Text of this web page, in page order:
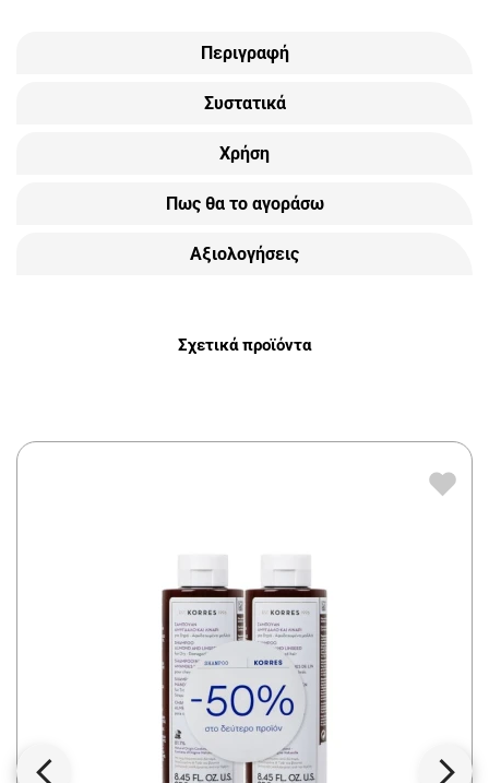
Περιγραφή
Συστατικά
Χρήση
Πως θα το αγοράσω
Αξιολογήσεις
Σχετικά προϊόντα